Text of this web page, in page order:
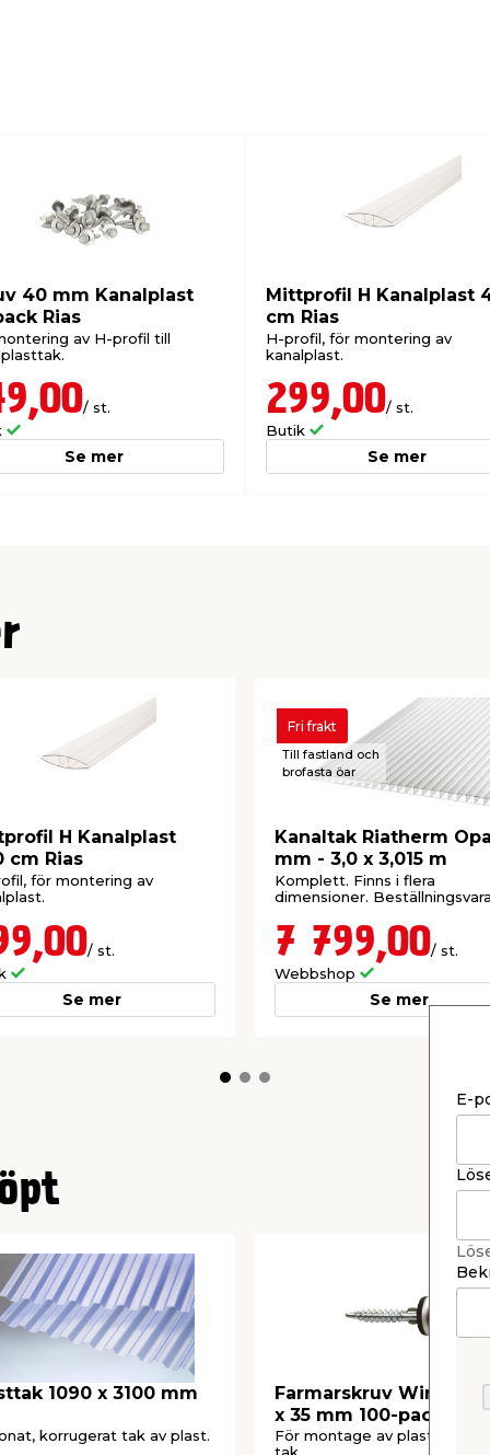
40 mm Kanalplast
Rias
av H-profil till
/ st.
Se mer
Mittprofil H Kanalplast
cm Rias
H-profil, för montering av
kanalplast.
299,00/ st.
Butik
Se mer
H Kanalplast
cm Rias
för montering av
/ st.
Se mer
Fri frakt
Till fastland och
brofasta öar
Kanaltak Riatherm
mm - 3,0 x 3,015 m
Komplett. Finns i flera
dimensioner.
7 799,00/ st.
Webbshop
Se mer
1090 x 3100 mm
korrugerat tak av plast.
Farmarskruv Wing C3
x 35 mm 100-pack
För montage av plasttak/
E-